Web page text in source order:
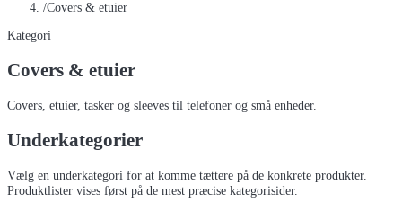
/Covers & etuier
Kategori
Covers & etuier
Covers, etuier, tasker og sleeves til telefoner og små enheder.
Underkategorier
Vælg en underkategori for at komme tættere på de konkrete produkter.
Produktlister vises først på de mest præcise kategorisider.